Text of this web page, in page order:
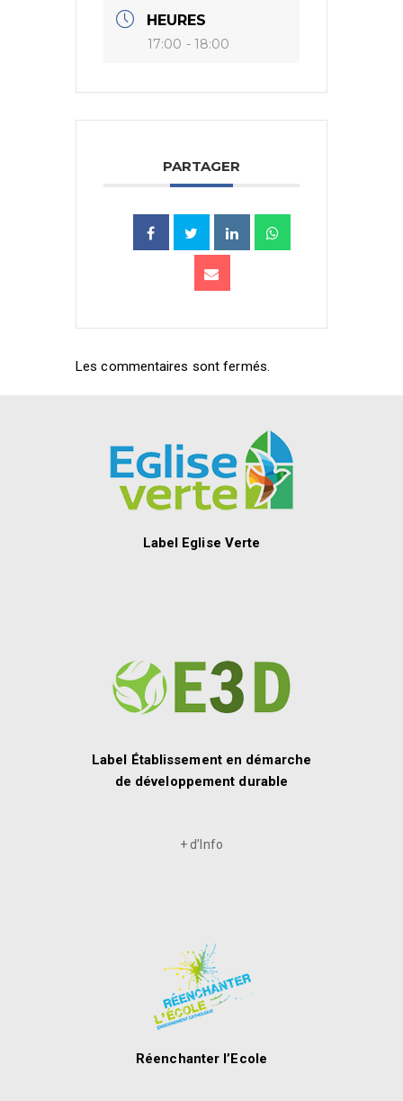
HEURES
17:00 - 18:00
PARTAGER
Les commentaires sont fermés.
Label Eglise Verte
Label Établissement en démarche
de développement durable
+ d’Info
Réenchanter l’Ecole